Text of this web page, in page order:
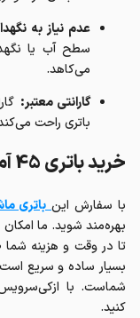
عدم نیاز به
سطح آب یا
می‌کاهد.
گارانتی معتبر:
باتری راحت
خرید باتری 45 آمپر سین با نصب و ارسال رایگان
با سفارش این باتری
بهره‌مند شوید. ما امکان
تا در وقت و هزینه
بسیار ساده و سریع
شماست. با
کنید.